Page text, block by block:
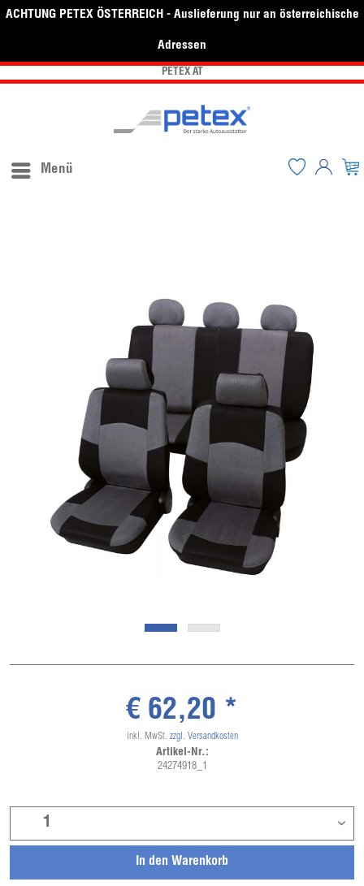
ACHTUNG PETEX ÖSTERREICH - Auslieferung nur an österreichische
Adressen
PETEX AT
Menü
In den Warenkorb
€ 62,20 *
inkl. MwSt. zzgl. Versandkosten
Artikel-Nr.:
24274918_1